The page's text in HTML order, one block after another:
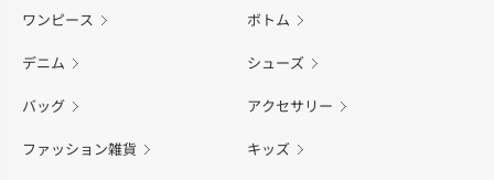
ワンピース ボトム
デニム シューズ
バッグ アクセサリー
ファッション雑貨 キッズ